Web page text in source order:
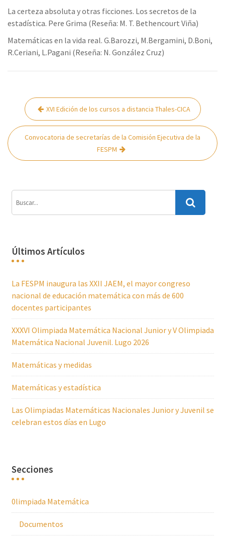
La certeza absoluta y otras ficciones. Los secretos de la
estadística. Pere Grima (Reseña: M. T. Bethencourt Viña)
Matemáticas en la vida real. G.Barozzi, M.Bergamini, D.Boni,
R.Ceriani, L.Pagani (Reseña: N. González Cruz)
Navegación
entradas
XVI Edición de los cursos a distancia Thales-CICA
Convocatoria de secretarías de la Comisión Ejecutiva de la
FESPM
Últimos Artículos
La FESPM inaugura las XXII JAEM, el mayor congreso
nacional de educación matemática con más de 600
docentes participantes
XXXVI Olimpiada Matemática Nacional Junior y V Olimpiada
Matemática Nacional Juvenil. Lugo 2026
Matemáticas y medidas
Matemáticas y estadística
Las Olimpiadas Matemáticas Nacionales Junior y Juvenil se
celebran estos días en Lugo
Secciones
0limpiada Matemática
Documentos